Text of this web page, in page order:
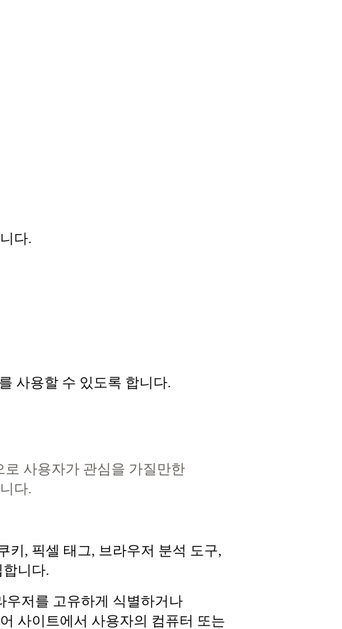
다.
사용할 수 있도록 합니다.
로 사용자가 관심을 가질만한
다.
키, 픽셀 태그, 브라우저 분석 도구,
니다.
우저를 고유하게 식별하거나
사이트에서 사용자의 컴퓨터 또는